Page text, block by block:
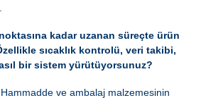
kadar uzanan süreçte ürün
sıcaklık kontrolü, veri takibi,
bir sistem yürütüyorsunuz?
ve ambalaj malzemesinin